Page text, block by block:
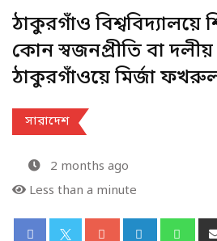
ঠাকুরগাঁও বিশ্ববিদ্যালয়ে
কোন স্বজনপ্রীতি বা
ঠাকুরগাঁওয়ে মির্জা
সারাদেশ
2 months ago
Less than a minute